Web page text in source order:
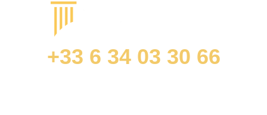
+33 6 34 03 30 66